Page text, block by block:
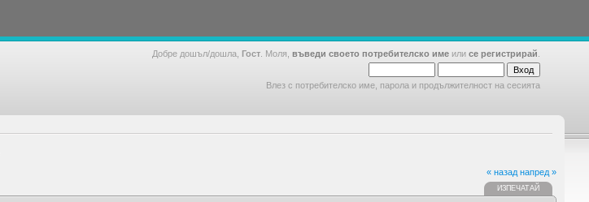
Добре дошъл/дошла, Гост . Моля, въведи своето потребителско име или се регистрирай
Влез с потребителско име, парола и продължителност на сесията
« назад напред »
ИЗПЕЧАТАЙ